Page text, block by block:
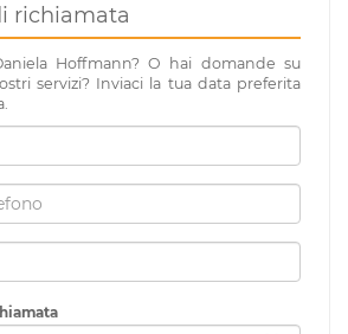
richiamata
Hoffmann? O hai domande su
servizi? Inviaci la tua data preferita